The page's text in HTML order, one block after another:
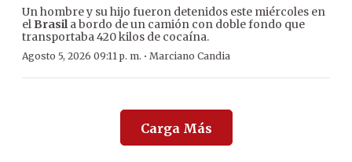
Un hombre y su hijo fueron detenidos este miércoles en
el Brasila bordo de un camión con doble fondo que
transportaba 420 kilos de cocaína.
Agosto 5, 2026 09:11 p. m. · Marciano Candia
Carga Más